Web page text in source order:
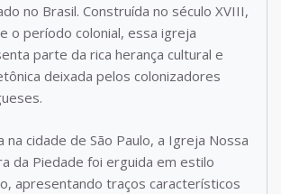
no Brasil. Construída no século XVIII,
o período colonial, essa igreja
parte da rica herança cultural e
deixada pelos colonizadores
na cidade de São Paulo, a Igreja Nossa
da Piedade foi erguida em estilo
apresentando traços característicos